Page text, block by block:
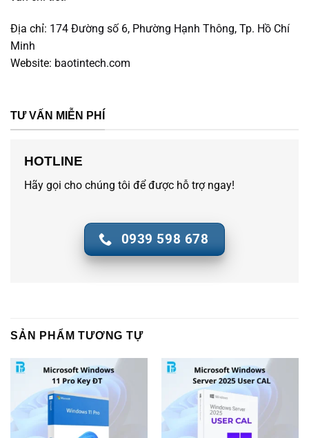
Địa chỉ: 174 Đường số 6, Phường Hạnh Thông, Tp. Hồ Chí
Minh
Website: baotintech.com
TƯ VẤN MIỄN PHÍ
HOTLINE
Hãy gọi cho chúng tôi để được hỗ trợ ngay!
0939 598 678
SẢN PHẨM TƯƠNG TỰ